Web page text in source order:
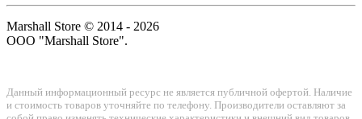
Marshall Store © 2014 - 2026
ООО "Marshall Store".
Данный информационный ресурс не является публичной офертой. Наличие
и стоимость товаров уточняйте по телефону. Производители оставляют за